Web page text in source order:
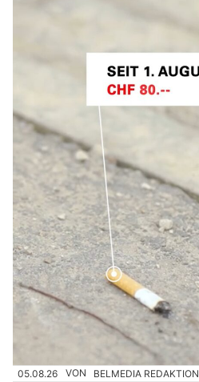
05.08.26 VON BELMEDIA REDAKTION